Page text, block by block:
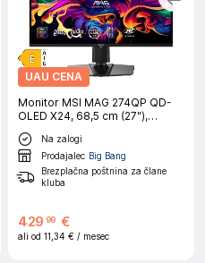
UAU CENA
Monitor MSI MAG 274QP QD-
OLED X24, 68,5 cm (27"),
2560x1440, 240 Hz, QD-OLED,
0,03 ms|Gaming
Na zalogi
Prodajalec Big Bang
Brezplačna poštnina za člane
kluba
429 99 €
ali od 11,34 € / mesec